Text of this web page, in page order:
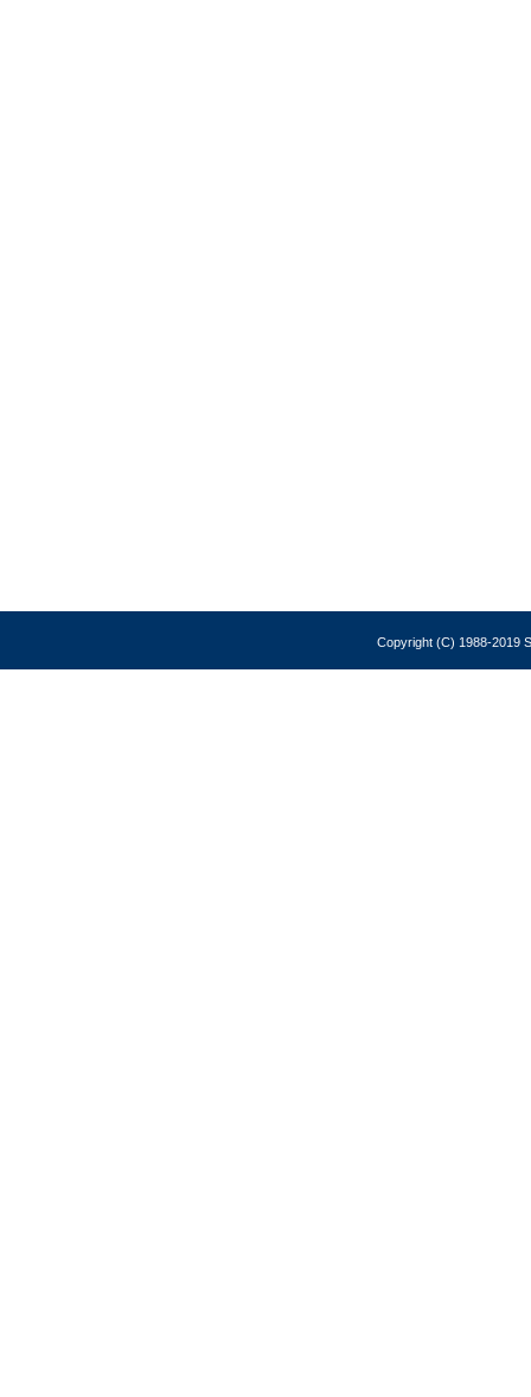
Copyright (C) 1988-2019